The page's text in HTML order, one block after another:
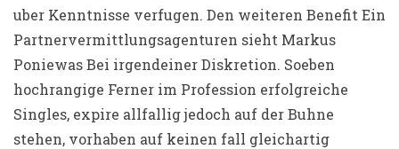
uber Kenntnisse verfugen. Den weiteren Benefit Ein
Partnervermittlungsagenturen sieht Markus
Poniewas Bei irgendeiner Diskretion. Soeben
hochrangige Ferner im Profession erfolgreiche
Singles, expire allfallig jedoch auf der Buhne
stehen, vorhaben auf keinen fall gleichartig